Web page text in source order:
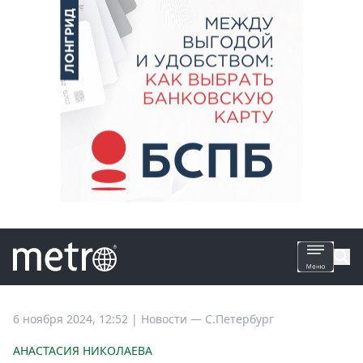
Все
6 ноября 2024, 12:52 | Новости — С.Петербург
АНАСТАСИЯ НИКОЛАЕВА